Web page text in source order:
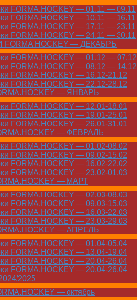
FORMA.HOCKEY — 01.11 — 09.11
FORMA.HOCKEY — 10.11 — 16.11
FORMA.HOCKEY — 17.11 — 23.11
FORMA.HOCKEY — 24.11 — 30.11
— ДЕКАБРЬ
FORMA.HOCKEY — 01.12 — 07.12
FORMA.HOCKEY — 08.12 — 14.12
FORMA.HOCKEY — 16.12-21.12
FORMA.HOCKEY — 22.12-28.12
— ЯНВАРЬ
FORMA.HOCKEY — 12.01-18.01
FORMA.HOCKEY — 19.01-25.01
FORMA.HOCKEY — 26.01-31.01
— ФЕВРАЛЬ
FORMA.HOCKEY — 01.02-08.02
FORMA.HOCKEY — 09.02-15.02
FORMA.HOCKEY — 16.02-22.02
FORMA.HOCKEY — 23.02-01.03
— МАРТ
FORMA.HOCKEY — 02.03-08.03
FORMA.HOCKEY — 09.03-15.03
FORMA.HOCKEY — 16.03-22.03
FORMA.HOCKEY — 23.03-29.03
— АПРЕЛЬ
FORMA.HOCKEY — 01.04-05.04
FORMA.HOCKEY — 13.04-19.04
FORMA.HOCKEY — 20.04-26.04
FORMA.HOCKEY — 20.04-26.04
2025
— октябрь